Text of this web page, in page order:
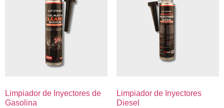
Limpiador de Inyectores de
Gasolina
Limpiador de Inyectores
Diesel